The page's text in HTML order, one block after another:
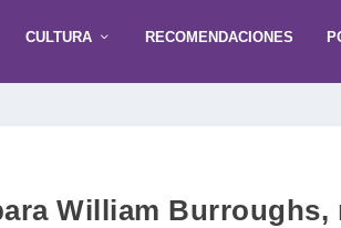
CULTURA RECOMENDACIONES
William Burroughs,